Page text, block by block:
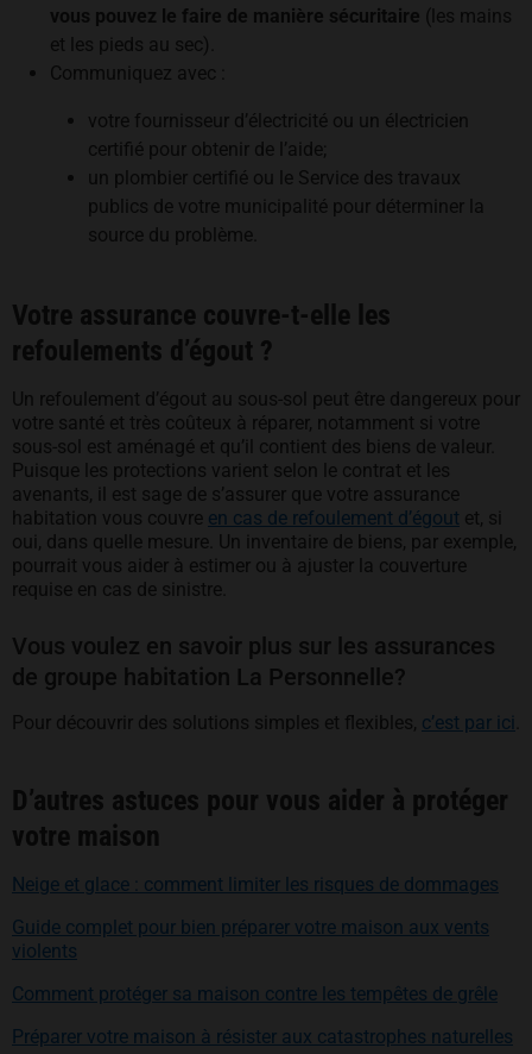
vous pouvez le faire de manière sécuritaire (les mains
et les pieds au sec).
Communiquez avec :
votre fournisseur d’électricité ou un électricien
certifié pour obtenir de l’aide;
un plombier certifié ou le Service des travaux
publics de votre municipalité pour déterminer la
source du problème.
Votre assurance couvre-t-elle les
refoulements d’égout ?
Un refoulement d’égout au sous-sol peut être dangereux pour
votre santé et très coûteux à réparer, notamment si votre
sous-sol est aménagé et qu’il contient des biens de valeur.
Puisque les protections varient selon le contrat et les
avenants, il est sage de s’assurer que votre assurance
habitation vous couvre en cas de refoulement d’égout et, si
oui, dans quelle mesure. Un inventaire de biens, par exemple,
pourrait vous aider à estimer ou à ajuster la couverture
requise en cas de sinistre.
Vous voulez en savoir plus sur les assurances
de groupe habitation La Personnelle?
Pour découvrir des solutions simples et flexibles, c’est par ici
D’autres astuces pour vous aider à protéger
votre maison
Neige et glace : comment limiter les risques de dommages
Guide complet pour bien préparer votre maison aux vents
violents
Comment protéger sa maison contre les tempêtes de grêle
Préparer votre maison à résister aux catastrophes naturelles